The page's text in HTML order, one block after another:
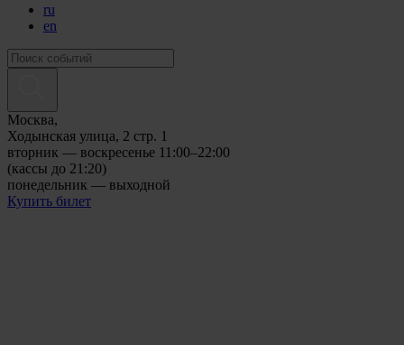
ru
en
Москва,
Ходынская улица, 2 стр. 1
вторник — воскресенье 11:00–22:00
(кассы до 21:20)
понедельник — выходной
Купить билет